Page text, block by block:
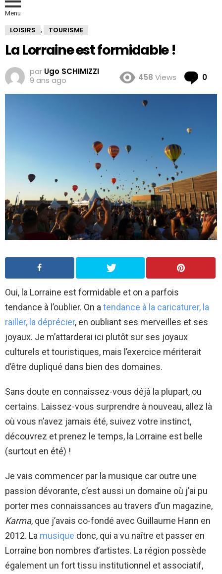
Menu
LOISIRS , TOURISME
La Lorraine est formidable !
par Ugo SCHIMIZZI
9 ans ago
458 Views 0
Oui, la Lorraine est formidable et on a parfois
tendance à l’oublier. On atendance à la caricaturer, la
railler, la déprécier, en oubliant ses merveilles et ses
joyaux. Je m’attarderai ici plutôt sur ses joyaux
culturels et touristiques, mais l’exercice mériterait
d’être dupliqué dans bien des domaines.
Sans doute en connaissez-vous déjà la plupart, ou
certains. Laissez-vous surprendre à nouveau, allez là
où vous n’avez jamais été, suivez votre instinct,
découvrez et prenez le temps, la Lorraine est belle
(surtout en été) !
Je vais commencer par la musique car outre une
passion dévorante, c’est aussi un domaine où j’ai pu
porter mes connaissances au travers d’un magazine,
Karma, que j’avais co-fondé avec Guillaume Hann en
2012. La musique donc, qui a vu naître et passer en
Lorraine bon nombres d’artistes. La région possède
également un fort tissu institutionnel et associatif,